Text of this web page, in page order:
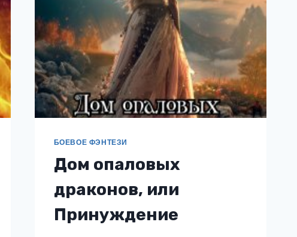
БОЕВОЕ ФЭНТЕЗИ
Дом опаловых
драконов, или
Принуждение